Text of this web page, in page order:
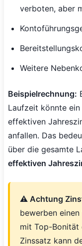
verboten, aber
Weitere
Beispielrechnung:
Laufzeit könnte
effektiven
anfallen. Das
über die gesamte
effektiven
⚠️ Achtung
bewerben
mit Top-Bonität
Zinssatz kann